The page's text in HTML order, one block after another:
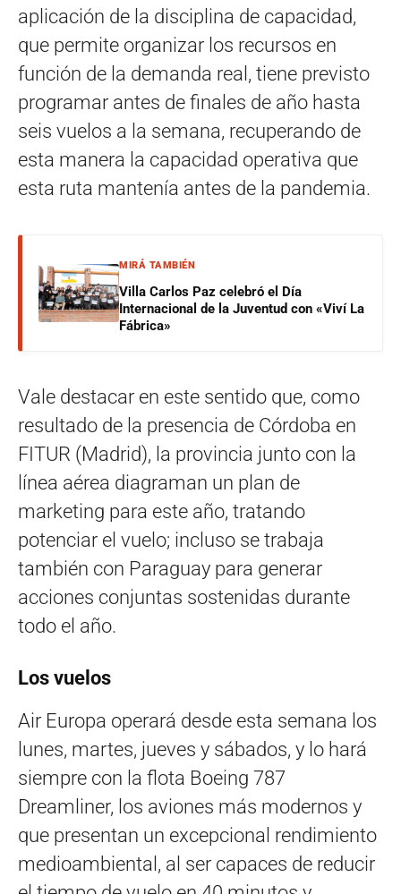
aplicación de la disciplina de capacidad,
que permite organizar los recursos en
función de la demanda real, tiene previsto
programar antes de finales de año hasta
seis vuelos a la semana, recuperando de
esta manera la capacidad operativa que
esta ruta mantenía antes de la pandemia.
MIRÁ TAMBIÉN
Villa Carlos Paz celebró el Día
Internacional de la Juventud con «Viví La
Fábrica»
Vale destacar en este sentido que, como
resultado de la presencia de Córdoba en
FITUR (Madrid), la provincia junto con la
línea aérea diagraman un plan de
marketing para este año, tratando
potenciar el vuelo; incluso se trabaja
también con Paraguay para generar
acciones conjuntas sostenidas durante
todo el año.
Los vuelos
Air Europa operará desde esta semana los
lunes, martes, jueves y sábados, y lo hará
siempre con la flota Boeing 787
Dreamliner, los aviones más modernos y
que presentan un excepcional rendimiento
medioambiental, al ser capaces de reducir